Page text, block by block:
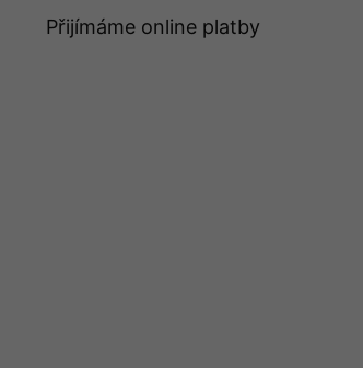
Přijímáme online platby